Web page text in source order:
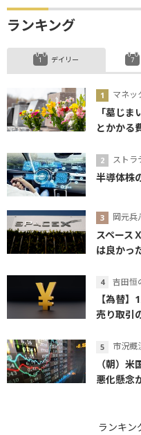
ランキング
デイリー
マネッ
「墓じ
とかかる
ストラ
半導体株
岡元兵
スペース
は良かっ
吉田恒
【為替
売り取引
市況概
（朝）
悪化懸念
ランキン